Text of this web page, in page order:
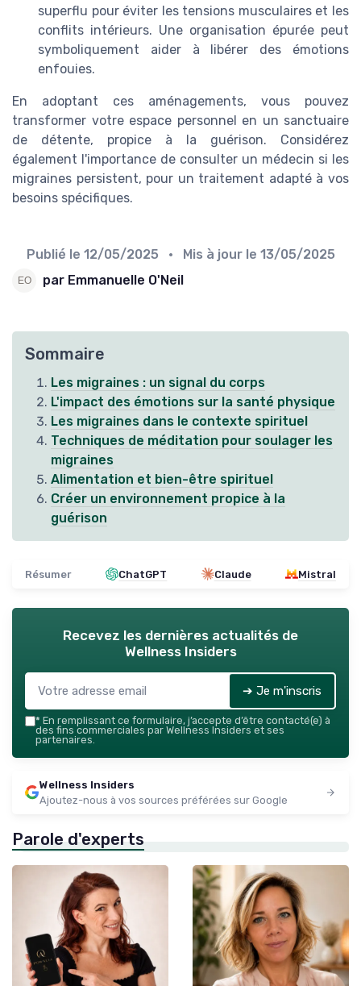
superflu pour éviter les tensions musculaires et les
conflits intérieurs. Une organisation épurée peut
symboliquement aider à libérer des émotions
enfouies.
En adoptant ces aménagements, vous pouvez
transformer votre espace personnel en un sanctuaire
de détente, propice à la guérison. Considérez
également l'importance de consulter un médecin si les
migraines persistent, pour un traitement adapté à vos
besoins spécifiques.
Publié le 12/05/2025 • Mis à jour le 13/05/2025
par Emmanuelle O'Neil
Sommaire
Les migraines : un signal du corps
L'impact des émotions sur la santé physique
Les migraines dans le contexte spirituel
Techniques de méditation pour soulager les
migraines
Alimentation et bien-être spirituel
Créer un environnement propice à la
guérison
Résumer ChatGPT Claude Mistral
Recevez les dernières actualités de
Wellness Insiders
➔ Je m'inscris
* En remplissant ce formulaire, j’accepte d’être contacté(e) à
des fins commerciales par Wellness Insiders et ses
partenaires.
Wellness Insiders
Ajoutez-nous à vos sources préférées sur Google
Parole d'experts